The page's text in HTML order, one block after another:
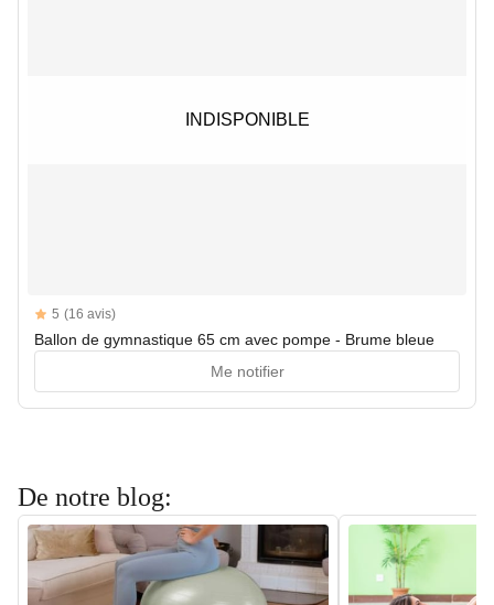
INDISPONIBLE
INDISPONIBLE
Reviews
5 out of 5 stars
5 (16 avis)
Ballon de gymnastique 65 cm avec pompe - Brume bleue
Me notifier
De notre blog: